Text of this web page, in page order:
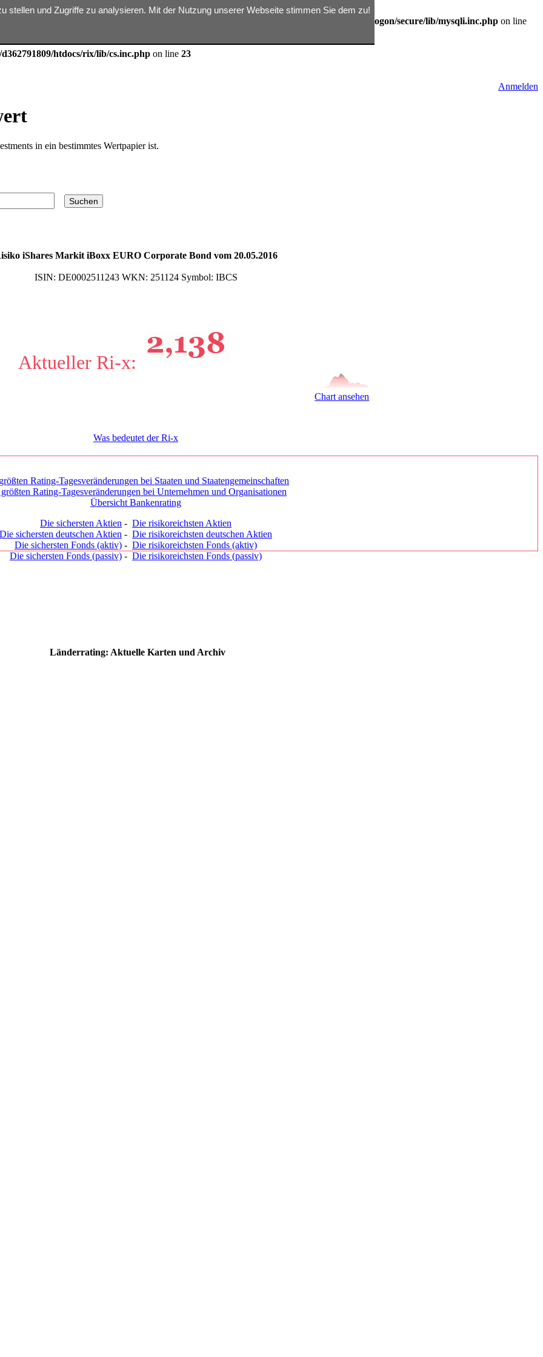
/homepages/31/d362791809/htdocs/rix/logon/secure/lib/mysqli.inc.php on line
d362791809/htdocs/rix/lib/cs.inc.php on line 23
Anmelden
in ein bestimmtes Wertpapier ist.
iShares Markit iBoxx EURO Corporate Bond vom 20.05.2016
ISIN: DE0002511243 WKN: 251124 Symbol: IBCS
Aktueller Ri-x:
Chart ansehen
Was bedeutet der Ri-x
Rating-Tagesveränderungen bei Staaten und Staatengemeinschaften
Rating-Tagesveränderungen bei Unternehmen und Organisationen
Übersicht Bankenrating
Die sichersten Aktien - Die risikoreichsten Aktien
Die sichersten deutschen Aktien - Die risikoreichsten deutschen Aktien
Die sichersten Fonds (aktiv) - Die risikoreichsten Fonds (aktiv)
Die sichersten Fonds (passiv) - Die risikoreichsten Fonds (passiv)
stellen und Zugriffe zu analysieren. Mit der Nutzung unserer Webseite stimmen Sie dem zu!
Länderrating: Aktuelle Karten und Archiv